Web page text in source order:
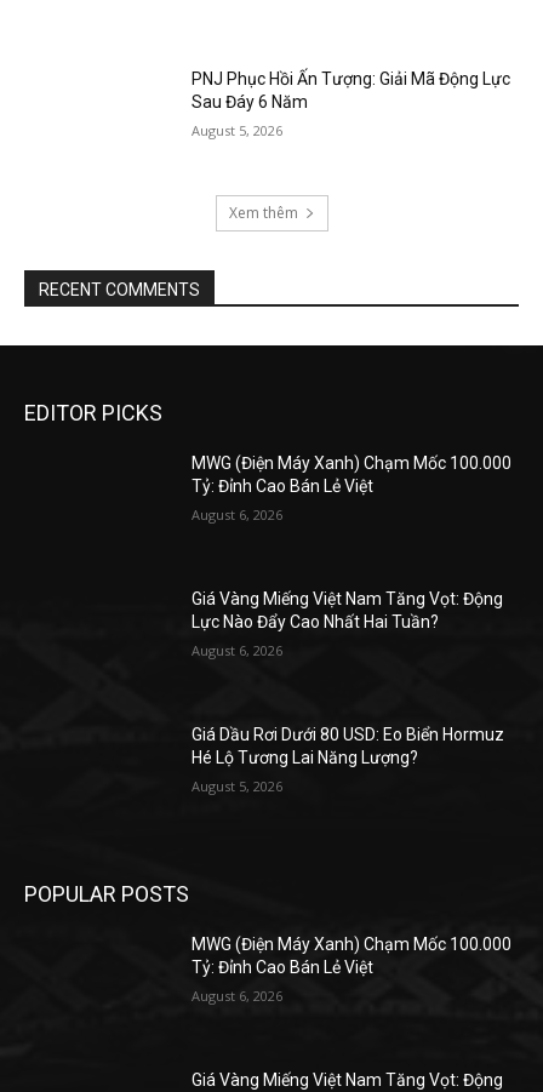
PNJ Phục Hồi Ấn Tượng: Giải Mã Động Lực
Sau Đáy 6 Năm
August 5, 2026
Xem thêm
RECENT COMMENTS
EDITOR PICKS
MWG (Điện Máy Xanh) Chạm Mốc 100.000
Tỷ: Đỉnh Cao Bán Lẻ Việt
August 6, 2026
Giá Vàng Miếng Việt Nam Tăng Vọt: Động
Lực Nào Đẩy Cao Nhất Hai Tuần?
August 6, 2026
Giá Dầu Rơi Dưới 80 USD: Eo Biển Hormuz
Hé Lộ Tương Lai Năng Lượng?
August 5, 2026
POPULAR POSTS
MWG (Điện Máy Xanh) Chạm Mốc 100.000
Tỷ: Đỉnh Cao Bán Lẻ Việt
August 6, 2026
Giá Vàng Miếng Việt Nam Tăng Vọt: Động